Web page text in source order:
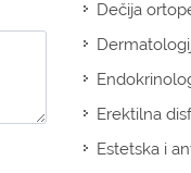
Dečija
Erektilna
Estetska i